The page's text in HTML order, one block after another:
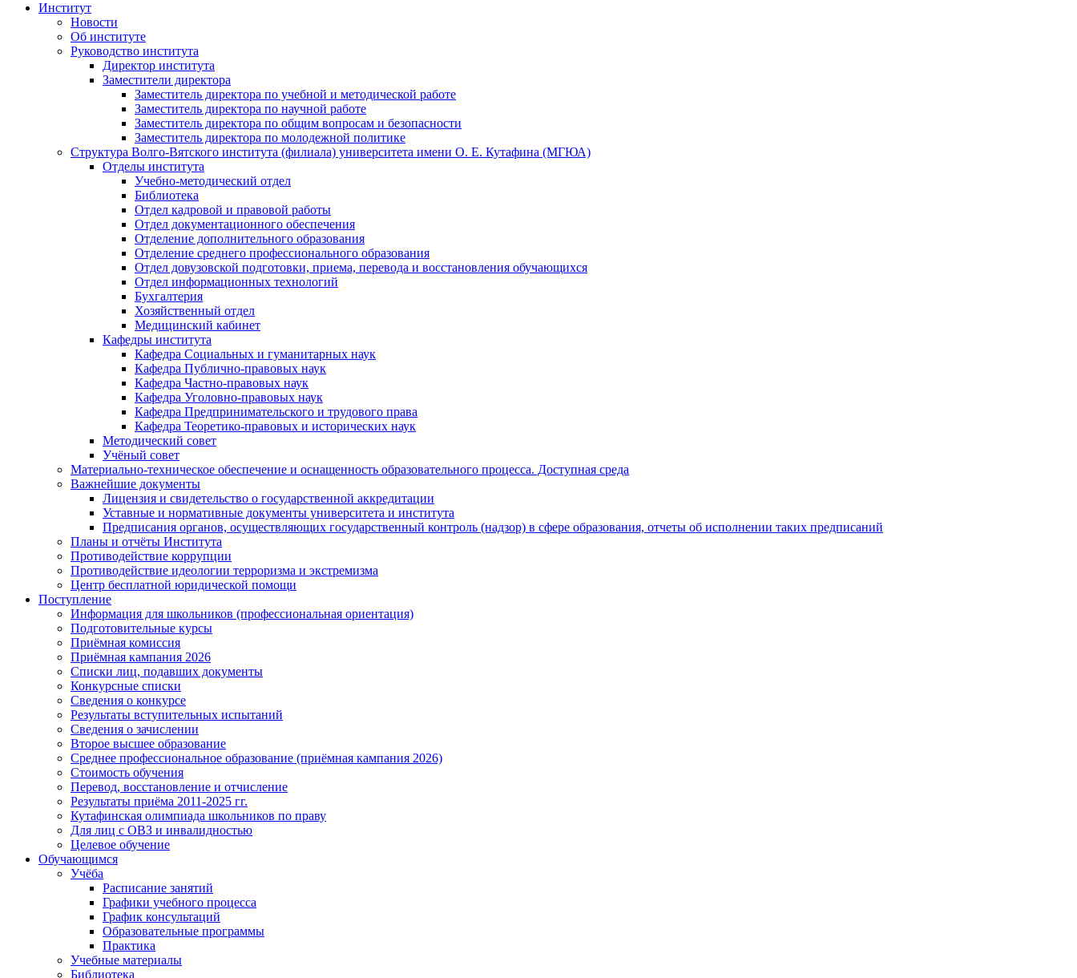
Институт
Новости
Об институте
Руководство института
Директор института
Заместители директора
Заместитель директора по учебной и методической работе
Заместитель директора по научной работе
Заместитель директора по общим вопросам и безопасности
Заместитель директора по молодежной политике
Структура Волго-Вятского института (филиала) университета имени О. Е. Кутафина (МГЮА)
Отделы института
Учебно-методический отдел
Библиотека
Отдел кадровой и правовой работы
Отдел документационного обеспечения
Отделение дополнительного образования
Отделение среднего профессионального образования
Отдел довузовской подготовки, приема, перевода и восстановления обучающихся
Отдел информационных технологий
Бухгалтерия
Хозяйственный отдел
Медицинский кабинет
Кафедры института
Кафедра Социальных и гуманитарных наук
Кафедра Публично-правовых наук
Кафедра Частно-правовых наук
Кафедра Уголовно-правовых наук
Кафедра Предпринимательского и трудового права
Кафедра Теоретико-правовых и исторических наук
Методический совет
Учёный совет
Материально-техническое обеспечение и оснащенность образовательного процесса. Доступная среда
Важнейшие документы
Лицензия и свидетельство о государственной аккредитации
Уставные и нормативные документы университета и института
Предписания органов, осуществляющих государственный контроль (надзор) в сфере образования, отчеты об исполнении таких предписаний
Планы и отчёты Института
Противодействие коррупции
Противодействие идеологии терроризма и экстремизма
Центр бесплатной юридической помощи
Поступление
Информация для школьников (профессиональная ориентация)
Подготовительные курсы
Приёмная комиссия
Приёмная кампания 2026
Списки лиц, подавших документы
Конкурсные списки
Сведения о конкурсе
Результаты вступительных испытаний
Сведения о зачислении
Второе высшее образование
Среднее профессиональное образование (приёмная кампания 2026)
Стоимость обучения
Перевод, восстановление и отчисление
Результаты приёма 2011-2025 гг.
Кутафинская олимпиада школьников по праву
Для лиц с ОВЗ и инвалидностью
Целевое обучение
Обучающимся
Учёба
Расписание занятий
Графики учебного процесса
График консультаций
Образовательные программы
Практика
Учебные материалы
Библиотека